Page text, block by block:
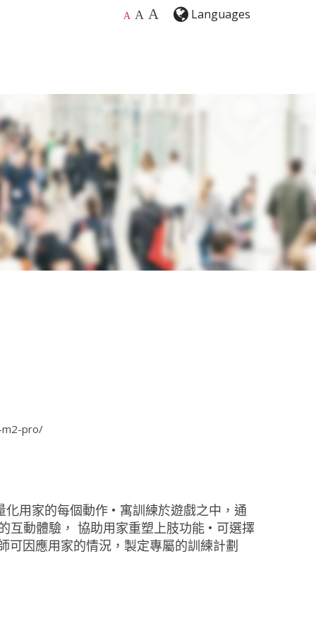
A A A Languages
m2-pro/
用家的每個動作 • 寓訓練於遊戲之中，通
互動體驗， 協助用家重塑上肢功能 • 可選擇
可因應用家的情況，製定專屬的訓練計劃